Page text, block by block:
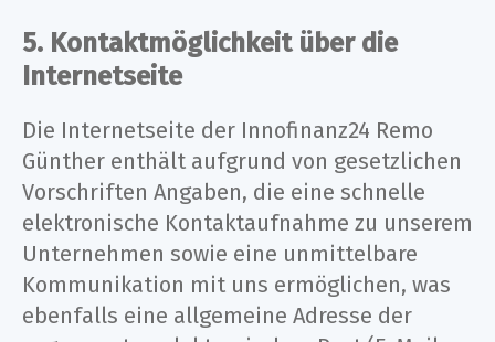
5. Kontaktmöglichkeit über die
Internetseite
Die Internetseite der Innofinanz24 Remo
Günther enthält aufgrund von gesetzlichen
Vorschriften Angaben, die eine schnelle
elektronische Kontaktaufnahme zu unserem
Unternehmen sowie eine unmittelbare
Kommunikation mit uns ermöglichen, was
ebenfalls eine allgemeine Adresse der